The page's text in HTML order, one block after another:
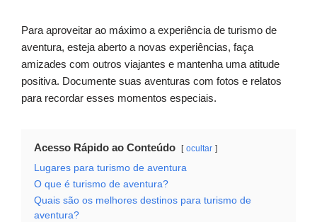
Para aproveitar ao máximo a experiência de turismo de
aventura, esteja aberto a novas experiências, faça
amizades com outros viajantes e mantenha uma atitude
positiva. Documente suas aventuras com fotos e relatos
para recordar esses momentos especiais.
Acesso Rápido ao Conteúdo ocultar
Lugares para turismo de aventura
O que é turismo de aventura?
Quais são os melhores destinos para turismo de
aventura?